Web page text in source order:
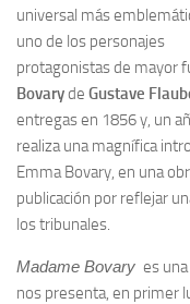
Sobre mí
Colaboran
Contacto
universal más
uno de los personajes
protagonistas de mayor
Bovaryde Gustave
entregas en 1856 y, un
realiza una magnífica
Emma Bovary, en una
publicación por reflejar
los tribunales.
Madame Bovary es
nos presenta, en primer